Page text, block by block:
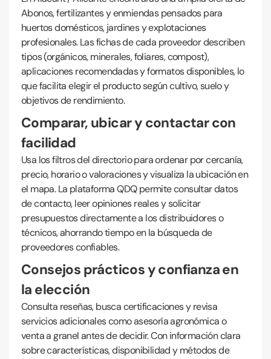
Abonos, fertilizantes y enmiendas pensados para
huertos domésticos, jardines y explotaciones
profesionales. Las fichas de cada proveedor describen
tipos (orgánicos, minerales, foliares, compost),
aplicaciones recomendadas y formatos disponibles, lo
que facilita elegir el producto según cultivo, suelo y
objetivos de rendimiento.
Comparar, ubicar y contactar con
facilidad
Usa los filtros del directorio para ordenar por cercanía,
precio, horario o valoraciones y visualiza la ubicación en
el mapa. La plataforma QDQ permite consultar datos
de contacto, leer opiniones reales y solicitar
presupuestos directamente a los distribuidores o
técnicos, ahorrando tiempo en la búsqueda de
proveedores confiables.
Consejos prácticos y confianza en
la elección
Consulta reseñas, busca certificaciones y revisa
servicios adicionales como asesoría agronómica o
venta a granel antes de decidir. Con información clara
sobre características, disponibilidad y métodos de